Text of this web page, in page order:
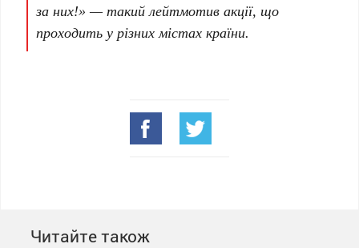
за них!» — такий лейтмотив акції, що
проходить у різних містах країни.
Читайте також